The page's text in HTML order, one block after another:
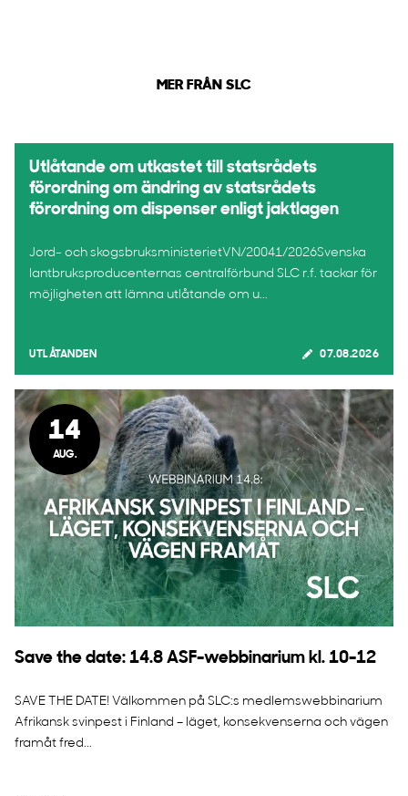
MER FRÅN SLC
Utlåtande om utkastet till statsrådets
förordning om ändring av statsrådets
förordning om dispenser enligt jaktlagen
Jord- och skogsbruksministerietVN/20041/2026Svenska
lantbruksproducenternas centralförbund SLC r.f. tackar för
möjligheten att lämna utlåtande om u...
UTLÅTANDEN 07.08.2026
14
AUG.
Save the date: 14.8 ASF-webbinarium kl. 10-12
SAVE THE DATE! Välkommen på SLC:s medlemswebbinarium
Afrikansk svinpest i Finland – läget, konsekvenserna och vägen
framåt fred...